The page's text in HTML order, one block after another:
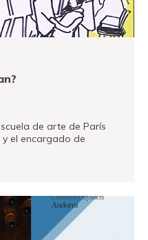
de arte de París
el encargado de